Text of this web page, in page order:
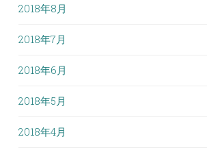
2018年8月
2018年7月
2018年6月
2018年5月
2018年4月